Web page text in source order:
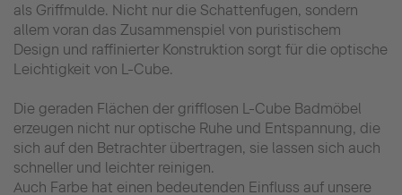
als Griffmulde. Nicht nur die Schattenfugen, sondern
allem voran das Zusammenspiel von puristischem
Design und raffinierter Konstruktion sorgt für die optische
Leichtigkeit von L-Cube.
Die geraden Flächen der grifflosen L-Cube Badmöbel
erzeugen nicht nur optische Ruhe und Entspannung, die
sich auf den Betrachter übertragen, sie lassen sich auch
schneller und leichter reinigen.
Auch Farbe hat einen bedeutenden Einfluss auf unsere